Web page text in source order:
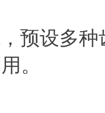
预设多
。